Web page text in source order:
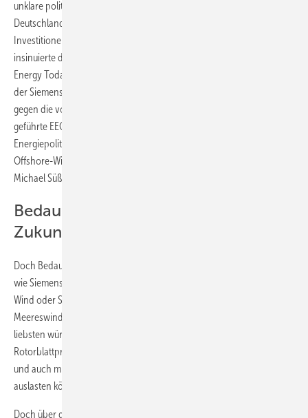
unklare politische Unterstützung des Offshore-Windenergieausbaus in
Deutschland. Diese Unklarheit rege die Branche zu großen
Investitionen außerhalb des führenden Energiewendelandes an,
insinuierte die Wochenzeitung. Die Energie-Wirtschaftsmagazin Bizz
Energy Today blies ins gleiche Horn. Beide stützten sich auf ein Zitat
der Siemens-Führung, das durchaus als wohlgemeinter Seitenhieb
gegen die von der Bundesregierung wenig investorenfreundlich
geführte EEG-Debatte interpretiert werden darf. „Die britische
Energiepolitik schafft klare Rahmenbedingungen zum Ausbau der
Offshore-Windenergie“, hatte der CEO für den Siemens-Energiesektor,
Michael Süß, zur Standortwahl kommentiert.
Bedauern nur bei unrealistischen
Zukunftswünschen
Doch Bedauern ist hier höchstens bei Marktteilnehmern angesagt, die
wie Siemens oder auch konkurrierende Offshore-Zulieferer à la Areva
Wind oder Senvion liebend gerne überall in Europa ein so gutes
Meereswindgeschäft sehen würden, wie in Großbritannien. Am
liebsten würden sie dann wohl Turbinenfertigungen und
Rotorblattproduktionsstätten in gleich mehreren Ländern betreiben
und auch mit großen Auftragsvolumen aus allen Standortländern
auslasten können.
Doch über dieses aus der Siemens-Presseabteilung wohlmeinend